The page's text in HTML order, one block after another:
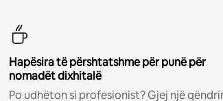
Hapësira të përshtatshme për punë për
nomadët dixhitalë
Po udhëton si profesionist? Gjej një